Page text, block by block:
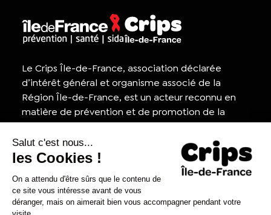
Le Crips Île-de-France, association déclarée
d’intérêt général et organisme associé de la
Région Île-de-France, est un acteur reconnu en
matière de prévention et de promotion de la
santé, ainsi que dans la lutte contre le VIH/sida.
Appel d'offres Contactez-nous
Presse Nous rejoindre